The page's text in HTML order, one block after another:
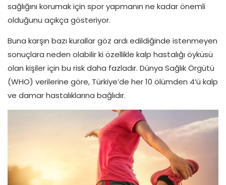
sağlığını korumak için spor yapmanın ne kadar önemli
olduğunu açıkça gösteriyor.
Buna karşın bazı kurallar göz ardı edildiğinde istenmeyen
sonuçlara neden olabilir ki özellikle kalp hastalığı öyküsü
olan kişiler için bu risk daha fazladır. Dünya Sağlık Örgütü
(WHO) verilerine göre, Türkiye’de her 10 ölümden 4’ü kalp
ve damar hastalıklarına bağlıdır.